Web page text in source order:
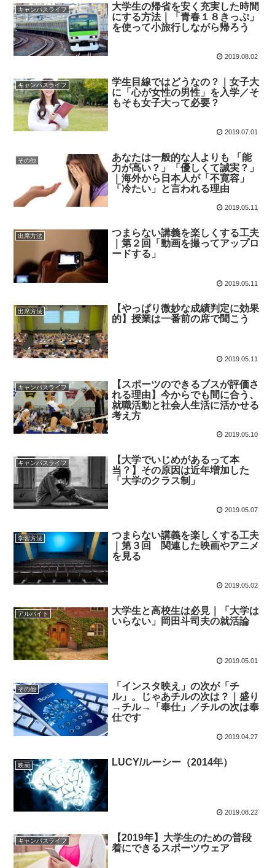
キャンパスライフ
大学生の帰省を安く充実した時間
にする方法｜「青春１８きっぷ」
を使って小旅行しながら帰ろう
2019.08.02
キャンパスライフ
学生目線ではどうなの？｜女子大
に「心が女性の男性」を入学／そ
もそも女子大って必要？
2019.07.01
その他
あなたは一般的な人よりも 「能
力が高い？」「優しくて誠実？」
｜海外から日本人が「不寛容」
「冷たい」と言われる理由
2019.05.11
出席方法
つまらない講義を楽しくする工夫
｜第２回「動画を撮ってアップロ
ードする」
2019.05.11
出席方法
【やっぱり微妙な成績判定に効果
的】授業は一番前の席で聞こう
2019.05.11
キャンパスライフ
【スポーツのできるブスが評価さ
れる理由】今からでも間に合う、
就職活動と社会人生活に活かせる
考え方
2019.05.10
キャンパスライフ
【大学でいじめがあるって本
当？】その原因は近年増加した
「大学のクラス制」
2019.05.07
学習方法
つまらない講義を楽しくする工夫
｜第３回 関連した映画やアニメ
を見る
2019.05.02
アルバイト
大学生と高校生は必見｜「大学は
いらない」岡田斗司夫の就活論
2019.05.01
その他
「インスタ映え」の次が「チ
ル」。じゃあチルの次は？｜盛り
→チル→「奉仕」／チルの次は奉
仕です
2019.04.27
映画 LUCY/ルーシー（2014年）
2019.08.22
キャンパスライフ
【2019年】大学生のための普段
着にできるスポーツウェア